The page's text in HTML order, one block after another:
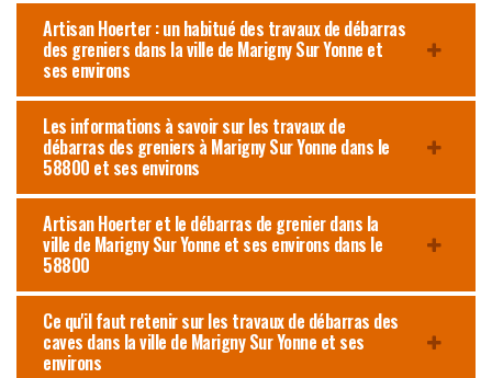
Artisan Hoerter : un habitué des travaux de débarras
des greniers dans la ville de Marigny Sur Yonne et
ses environs
Les informations à savoir sur les travaux de
débarras des greniers à Marigny Sur Yonne dans le
58800 et ses environs
Artisan Hoerter et le débarras de grenier dans la
ville de Marigny Sur Yonne et ses environs dans le
58800
Ce qu'il faut retenir sur les travaux de débarras des
caves dans la ville de Marigny Sur Yonne et ses
environs